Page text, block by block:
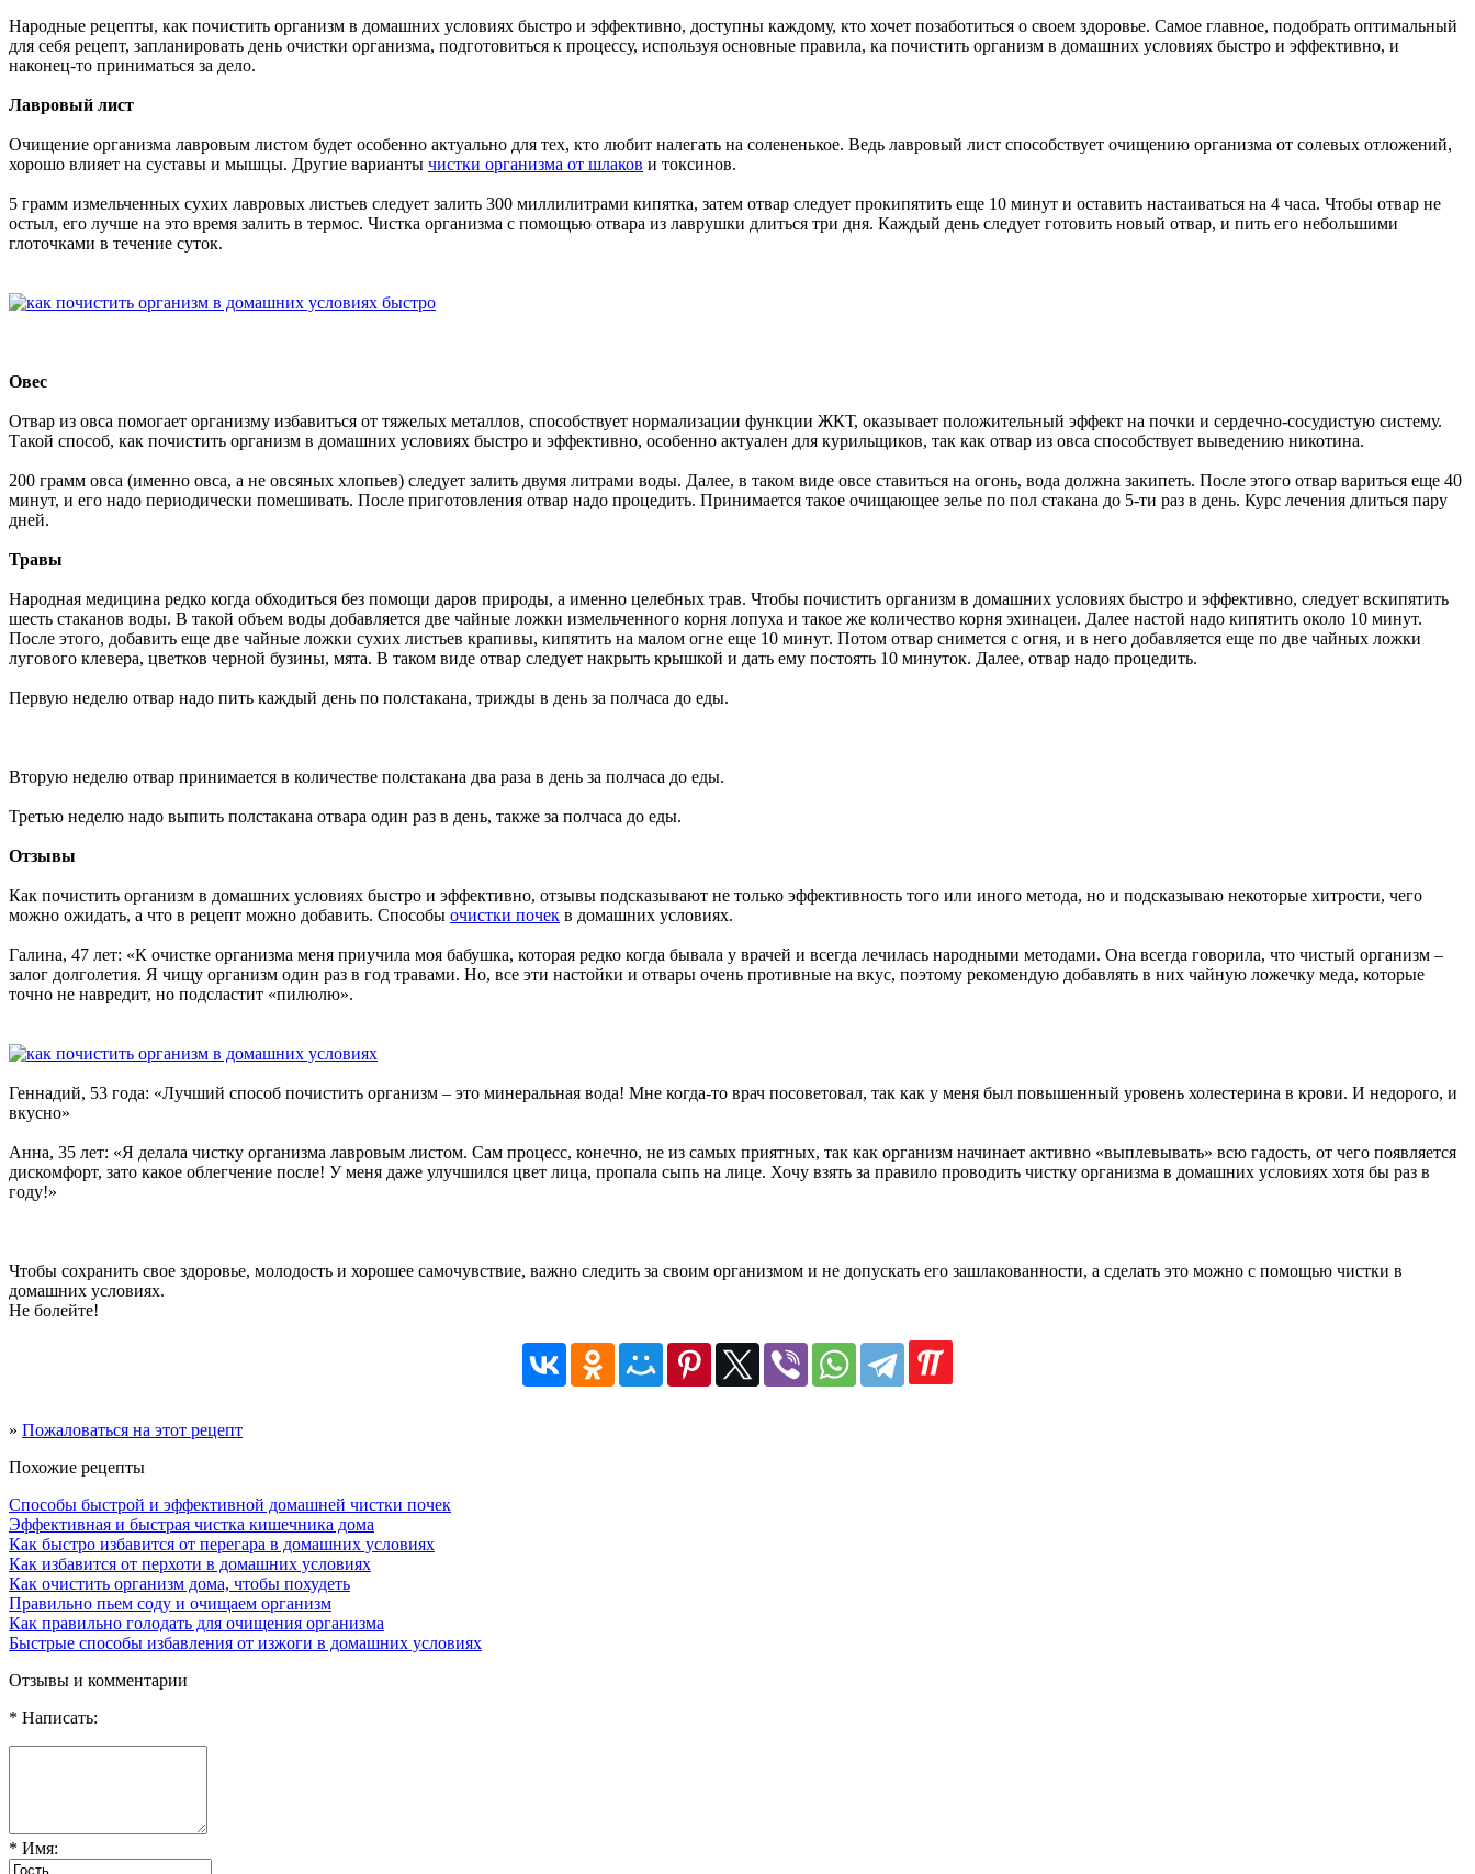
Народные рецепты, как почистить организм в домашних условиях быстро и эффективно, доступны каждому, кто хочет позаботиться о своем здоровье. Самое главное, подобрать оптимальный
для себя рецепт, запланировать день очистки организма, подготовиться к процессу, используя основные правила, ка почистить организм в домашних условиях быстро и эффективно, и
наконец-то приниматься за дело.
Лавровый лист
Очищение организма лавровым листом будет особенно актуально для тех, кто любит налегать на солененькое. Ведь лавровый лист способствует очищению организма от солевых отложений,
хорошо влияет на суставы и мышцы. Другие варианты чистки организма от шлаков и токсинов.
5 грамм измельченных сухих лавровых листьев следует залить 300 миллилитрами кипятка, затем отвар следует прокипятить еще 10 минут и оставить настаиваться на 4 часа. Чтобы отвар не
остыл, его лучше на это время залить в термос. Чистка организма с помощью отвара из лаврушки длиться три дня. Каждый день следует готовить новый отвар, и пить его небольшими
глоточками в течение суток.
Овес
Отвар из овса помогает организму избавиться от тяжелых металлов, способствует нормализации функции ЖКТ, оказывает положительный эффект на почки и сердечно-сосудистую систему.
Такой способ, как почистить организм в домашних условиях быстро и эффективно, особенно актуален для курильщиков, так как отвар из овса способствует выведению никотина.
200 грамм овса (именно овса, а не овсяных хлопьев) следует залить двумя литрами воды. Далее, в таком виде овсе ставиться на огонь, вода должна закипеть. После этого отвар вариться еще 40
минут, и его надо периодически помешивать. После приготовления отвар надо процедить. Принимается такое очищающее зелье по пол стакана до 5-ти раз в день. Курс лечения длиться пару
дней.
Травы
Народная медицина редко когда обходиться без помощи даров природы, а именно целебных трав. Чтобы почистить организм в домашних условиях быстро и эффективно, следует вскипятить
шесть стаканов воды. В такой объем воды добавляется две чайные ложки измельченного корня лопуха и такое же количество корня эхинацеи. Далее настой надо кипятить около 10 минут.
После этого, добавить еще две чайные ложки сухих листьев крапивы, кипятить на малом огне еще 10 минут. Потом отвар снимется с огня, и в него добавляется еще по две чайных ложки
лугового клевера, цветков черной бузины, мята. В таком виде отвар следует накрыть крышкой и дать ему постоять 10 минуток. Далее, отвар надо процедить.
Первую неделю отвар надо пить каждый день по полстакана, трижды в день за полчаса до еды.
Вторую неделю отвар принимается в количестве полстакана два раза в день за полчаса до еды.
Третью неделю надо выпить полстакана отвара один раз в день, также за полчаса до еды.
Отзывы
Как почистить организм в домашних условиях быстро и эффективно, отзывы подсказывают не только эффективность того или иного метода, но и подсказываю некоторые хитрости, чего
можно ожидать, а что в рецепт можно добавить. Способы очистки почек в домашних условиях.
Галина, 47 лет: «К очистке организма меня приучила моя бабушка, которая редко когда бывала у врачей и всегда лечилась народными методами. Она всегда говорила, что чистый организм –
залог долголетия. Я чищу организм один раз в год травами. Но, все эти настойки и отвары очень противные на вкус, поэтому рекомендую добавлять в них чайную ложечку меда, которые
точно не навредит, но подсластит «пилюлю».
Геннадий, 53 года: «Лучший способ почистить организм – это минеральная вода! Мне когда-то врач посоветовал, так как у меня был повышенный уровень холестерина в крови. И недорого, и
вкусно»
Анна, 35 лет: «Я делала чистку организма лавровым листом. Сам процесс, конечно, не из самых приятных, так как организм начинает активно «выплевывать» всю гадость, от чего появляется
дискомфорт, зато какое облегчение после! У меня даже улучшился цвет лица, пропала сыпь на лице. Хочу взять за правило проводить чистку организма в домашних условиях хотя бы раз в
году!»
Чтобы сохранить свое здоровье, молодость и хорошее самочувствие, важно следить за своим организмом и не допускать его зашлакованности, а сделать это можно с помощью чистки в
домашних условиях.
Не болейте!
» Пожаловаться на этот рецепт
Похожие рецепты
Способы быстрой и эффективной домашней чистки почек
Эффективная и быстрая чистка кишечника дома
Как быстро избавится от перегара в домашних условиях
Как избавится от перхоти в домашних условиях
Как очистить организм дома, чтобы похудеть
Правильно пьем соду и очищаем организм
Как правильно голодать для очищения организма
Быстрые способы избавления от изжоги в домашних условиях
Отзывы и комментарии
* Написать:
* Имя: